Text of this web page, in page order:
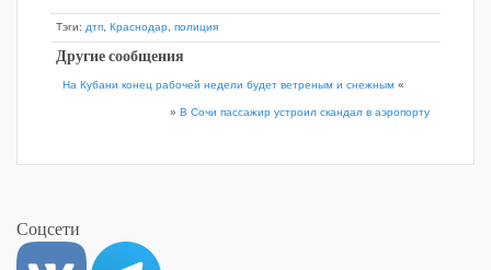
Тэги: дтп Краснодар полиция
Другие сообщения
На Кубани конец рабочей недели будет ветреным и снежным «
» В Сочи пассажир устроил скандал в аэропорту
Соцсети